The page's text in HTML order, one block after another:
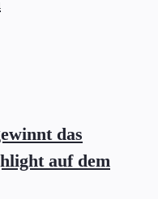
das
auf dem